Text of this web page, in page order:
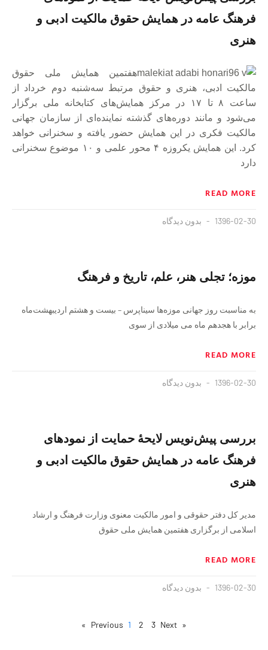
فرهنگ عامه در همایش حقوق مالکیت ادبی و
هنری
هفتمین همایش ملی حقوق
مالکیت ادبی، هنری و حقوق مرتبط سه‌شنبه دوم خرداد از
ساعت ۸ تا ۱۷ در مرکز همایش‌های کتابخانه ملی برگزار
می‌شود و مانند دوره‌های گذشته نماینده‌ای از سازمان جهانی
مالکیت فکری در این همایش حضور یافته و سخنرانی خواهد
کرد. این همایش یکروزه ۴ محور علمی و ۱۰ موضوع سخنرانی
دارد
READ MORE
1396-02-30 بدون دیدگاه
موزه؛ تجلی هنر، علم، تاریخ و فرهنگ
به مناسبت روز جهانی موزه‌ها سیناپرس – بیست و هشتم اردیبهشت‌ماه
برابر با هجدهم ماه می میلادی از سوی
READ MORE
1396-02-30 بدون دیدگاه
بررسی پیش‌نویس لایحهٔ حمایت از نمودهای
فرهنگ عامه در همایش حقوق مالکیت ادبی و
هنری
مدیر کل دفتر حقوقی و امور مالکیت معنوی وزارت فرهنگ و ارشاد
اسلامی از برگزاری هفتمین همایش ملی حقوق
READ MORE
1396-02-30 بدون دیدگاه
« Previous
1 2 3 Next »